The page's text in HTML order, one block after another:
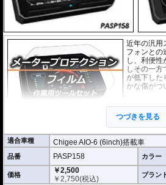
近年の汎用
フォンとの
し、利便性
しその一方
が低下した
かな傷がつ
汚れから
トには２枚
ンチグレア)
合わせたものをご利用いただけます。
スーパーク
透明性の
と画面に
どわから
つづきを見る
適合車種 Chigee AIO-6 (6inch)搭載車
品番 PASP158 カラー
価格
￥2,500
￥2,750(税込) ブラン